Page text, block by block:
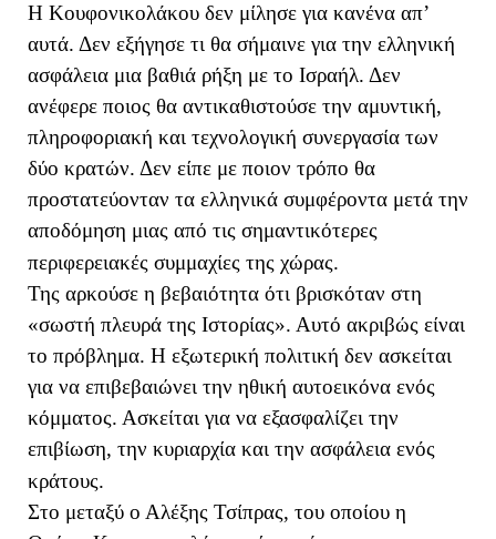
Η Κουφονικολάκου δεν μίλησε για κανένα απ’
αυτά. Δεν εξήγησε τι θα σήμαινε για την ελληνική
ασφάλεια μια βαθιά ρήξη με το Ισραήλ. Δεν
ανέφερε ποιος θα αντικαθιστούσε την αμυντική,
πληροφοριακή και τεχνολογική συνεργασία των
δύο κρατών. Δεν είπε με ποιον τρόπο θα
προστατεύονταν τα ελληνικά συμφέροντα μετά την
αποδόμηση μιας από τις σημαντικότερες
περιφερειακές συμμαχίες της χώρας.
Της αρκούσε η βεβαιότητα ότι βρισκόταν στη
«σωστή πλευρά της Ιστορίας». Αυτό ακριβώς είναι
το πρόβλημα. Η εξωτερική πολιτική δεν ασκείται
για να επιβεβαιώνει την ηθική αυτοεικόνα ενός
κόμματος. Ασκείται για να εξασφαλίζει την
επιβίωση, την κυριαρχία και την ασφάλεια ενός
κράτους.
Στο μεταξύ ο Αλέξης Τσίπρας, του οποίου η